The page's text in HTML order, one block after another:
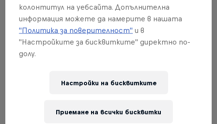
Разгледай колекцията
колонтитул на уебсайта. Допълнителна
информация можете да намерите в нашата
"Политика за поверителност" и в
"Настройките за бисквитките" директно по-
долу.
Настройки на бисквитките
Приемане на всички бисквитки